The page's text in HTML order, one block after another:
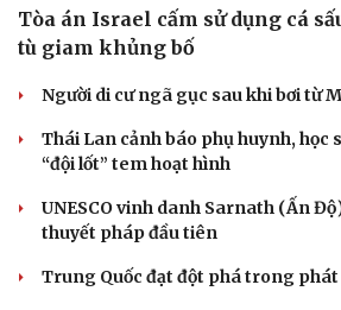
Tòa án Israel cấm sử dụng cá
tù giam khủng bố
Người di cư ngã gục sau khi bơi từ
Thái Lan cảnh báo phụ huynh, học
“đội lốt” tem hoạt hình
UNESCO vinh danh Sarnath (Ấn
thuyết pháp đầu tiên
Trung Quốc đạt đột phá trong